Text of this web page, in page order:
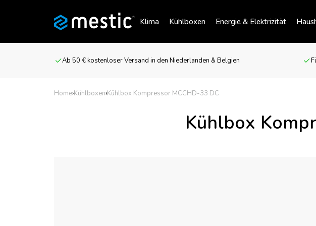
Klima Kühlboxen Energie & Elektrizität
Ab 50 € kostenloser Versand in den Niederlanden & Belgien
Home›Kühlboxen›Kühlbox Kompressor MCCHD-33 DC
Kühlbox